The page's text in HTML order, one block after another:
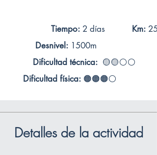
Tiempo: 2 días Km: 25
Desnivel: 1500m
Dificultad técnica: 🟡🟡⚪⚪
Dificultad física: 🟠🟠🟠⚪
Detalles de la actividad